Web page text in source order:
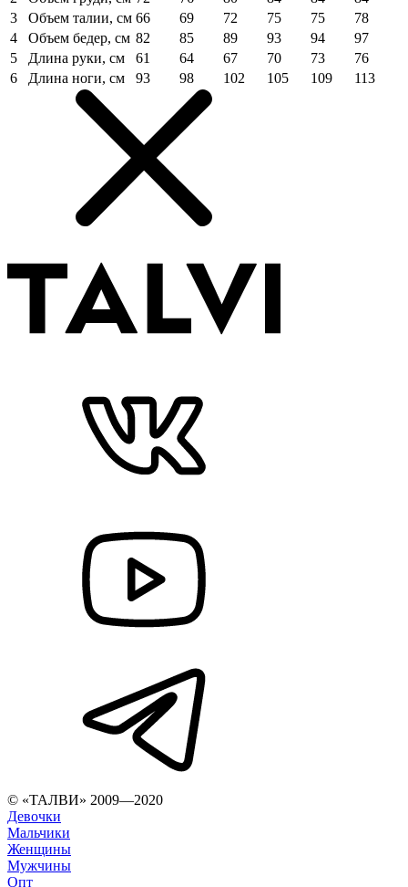
3
Объем талии, см 66 69 72 75 75
78
4
Объем бедер, см 82 85 89 93 94
97
5
Длина руки, см 61 64 67 70 73
76
6
Длина ноги, см 93 98 102 105 109 113
© «ТАЛВИ» 2009—2020
Девочки
Мальчики
Женщины
Мужчины
Опт